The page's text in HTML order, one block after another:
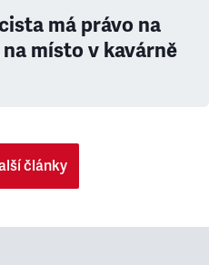
má právo na
místo v kavárně
články